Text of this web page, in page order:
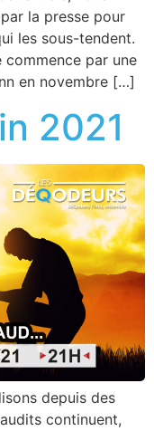
la presse pour
les sous-tendent.
par une
en novembre […]
2021
depuis des
continuent,